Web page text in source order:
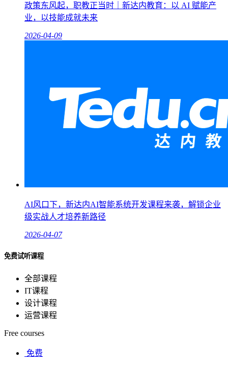
政策东风起，职教正当时｜新达内教育：以 AI 赋能产
业，以技能成就未来
2026-04-09
AI风口下，新达内AI智能系统开发课程来袭，解锁企业
级实战人才培养新路径
2026-04-07
免费试听课程
全部课程
IT课程
设计课程
运营课程
Free courses
免费